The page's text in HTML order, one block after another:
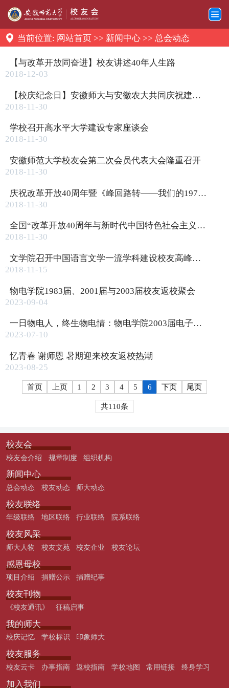
当前位置: 网站首页>> 新闻中心>> 总会动态
【与改革开放同奋进】校友讲述40年人生路
2018-12-03
【校庆纪念日】安徽师大与安徽农大共同庆祝建校90周年
2018-11-30
学校召开高水平大学建设专家座谈会
2018-11-30
安徽师范大学校友会第二次会员代表大会隆重召开
2018-11-30
庆祝改革开放40周年暨《峰回路转——我们的1978》新书首发式在我校举行
2018-11-30
全国“改革开放40周年与新时代中国特色社会主义”理论研讨会在我校成功举行
2018-11-30
文学院召开中国语言文学一流学科建设校友高峰论坛
2018-11-15
物电学院1983届、2001届与2003届校友返校聚会
2023-09-04
一日物电人，终生物电情：物电学院2003届电子专业校友代表返校
2023-07-10
忆青春 谢师恩 暑期迎来校友返校热潮
2023-08-25
首页 上页 1 2 3 4 5 6 下页 尾页
共110条
校友会
校友会介绍 规章制度 组织机构
新闻中心
总会动态 校友动态 师大动态
校友联络
年级联络 地区联络 行业联络 院系联络
校友风采
师大人物 校友文苑 校友企业 校友论坛
感恩母校
项目介绍 捐赠公示 捐赠纪事
校友刊物
《校友通讯》 征稿启事
我的师大
校庆记忆 学校标识 印象师大
校友服务
校友云卡 办事指南 返校指南 学校地图 常用链接 终身学习
加入我们